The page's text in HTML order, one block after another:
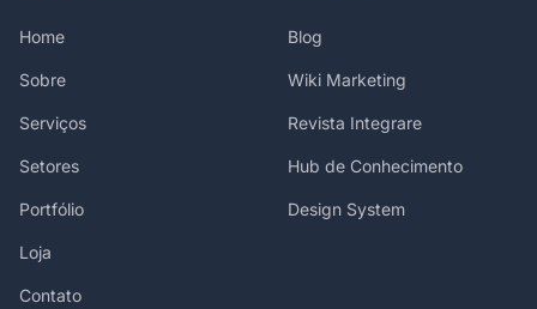
Home
Sobre
Serviços
Setores
Portfólio
Loja
Contato
Blog
Wiki Marketing
Revista Integrare
Hub de Conhecimento
Design System